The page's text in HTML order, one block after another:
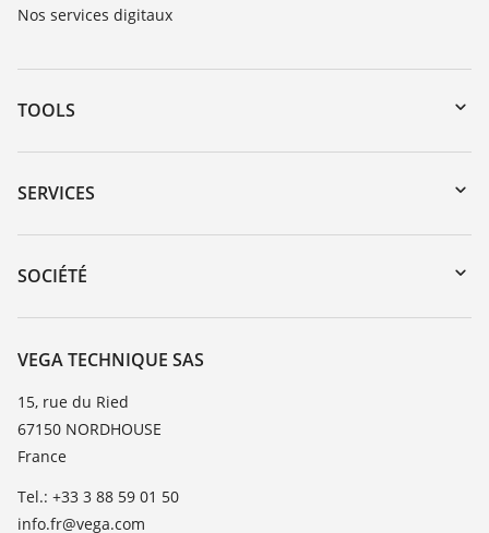
Nos services digitaux
TOOLS
Téléchargements
Recherche par numéro de série
DTM Collection/PACTware
SERVICES
Retour d'appareil
Formations
TeamViewer
SOCIÉTÉ
Carrière
À propos de VEGA
Contact
News
Presse
Blog
VEGA TECHNIQUE SAS
15, rue du Ried
67150 NORDHOUSE
France
Tel.: +33 3 88 59 01 50
info.fr@vega.com